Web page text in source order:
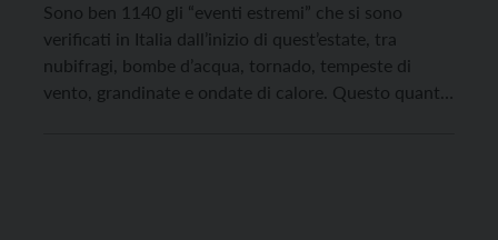
Sono ben 1140 gli “eventi estremi” che si sono
verificati in Italia dall’inizio di quest’estate, tra
nubifragi, bombe d’acqua, tornado, tempeste di
vento, grandinate e ondate di calore. Questo quanto